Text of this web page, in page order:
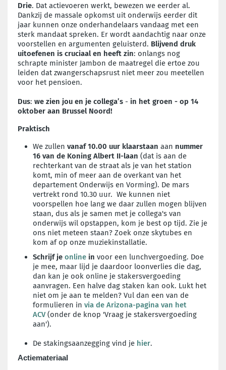
Drie. Dat actievoeren werkt, bewezen we eerder al.
Dankzij de massale opkomst uit onderwijs eerder dit
jaar kunnen onze onderhandelaars vandaag met een
sterk mandaat spreken. Er wordt aandachtig naar onze
voorstellen en argumenten geluisterd. Blijvend druk
uitoefenen is cruciaal en heeft zin: onlangs nog
schrapte minister Jambon de maatregel die ertoe zou
leiden dat zwangerschapsrust niet meer zou meetellen
voor het pensioen.
Dus: we zien jou en je collega’s - in het groen - op 14
oktober aan Brussel Noord!
Praktisch
We zullen vanaf 10.00 uur klaarstaan aan nummer
16 van de Koning Albert II-laan (dat is aan de
rechterkant van de straat als je van het station
komt, min of meer aan de overkant van het
departement Onderwijs en Vorming). De mars
vertrekt rond 10.30 uur. We kunnen niet
voorspellen hoe lang we daar zullen mogen blijven
staan, dus als je samen met je collega's van
onderwijs wil opstappen, kom je best op tijd. Zie je
ons niet meteen staan? Zoek onze skytubes en
kom af op onze muziekinstallatie.
Schrijf je online in voor een lunchvergoeding. Doe
je mee, maar lijd je daardoor loonverlies die dag,
dan kan je ook online je stakersvergoeding
aanvragen. Een halve dag staken kan ook. Lukt het
niet om je aan te melden? Vul dan een van de
formulieren in via de Arizona-pagina van het
ACV(onder de knop 'Vraag je stakersvergoeding
aan').
De stakingsaanzegging vind je hier.
Actiemateriaal